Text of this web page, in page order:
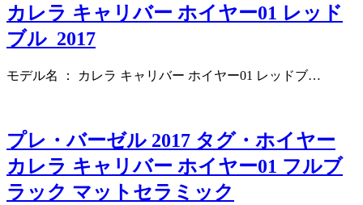
カレラ キャリバー ホイヤー01 レッド
ブル 2017
モデル名 ： カレラ キャリバー ホイヤー01 レッドブ…
プレ・バーゼル 2017 タグ・ホイヤー
カレラ キャリバー ホイヤー01 フルブ
ラック マットセラミック